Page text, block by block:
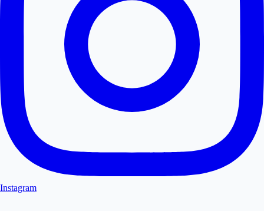
Instagram